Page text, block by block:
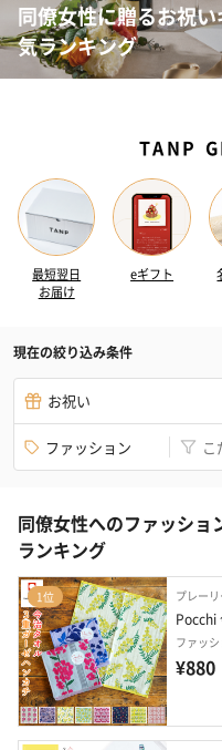
同僚女性に贈るお祝
気ランキング
TANP
最短翌日
お届け
eギフト
現在の絞り込み条件
お祝い
ファッション こ
同僚女性へのファッショ
ランキング
1位 プレー
Pocchi
ファッ
¥880